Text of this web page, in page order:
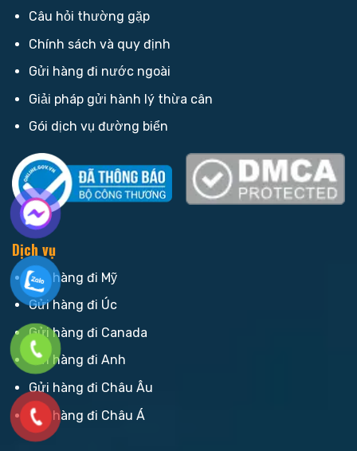
Câu hỏi thường gặp
Chính sách và quy định
Gửi hàng đi nước ngoài
Giải pháp gửi hành lý thừa cân
Gói dịch vụ đường biển
Dịch vụ
Gửi hàng đi Mỹ
Gửi hàng đi Úc
Gửi hàng đi Canada
Gửi hàng đi Anh
Gửi hàng đi Châu Âu
Gửi hàng đi Châu Á